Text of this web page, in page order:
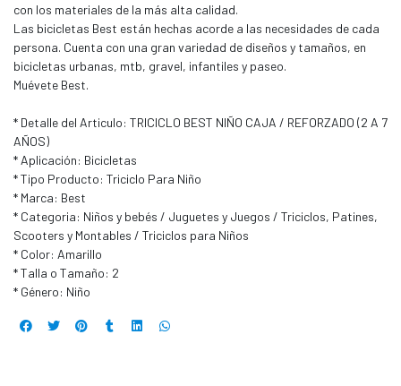
con los materiales de la más alta calidad.
Las bicicletas Best están hechas acorde a las necesidades de cada
persona. Cuenta con una gran variedad de diseños y tamaños, en
bicicletas urbanas, mtb, gravel, infantiles y paseo.
Muévete Best.
* Detalle del Articulo: TRICICLO BEST NIÑO CAJA / REFORZADO (2 A 7
AÑOS)
* Aplicación: Bicicletas
* Tipo Producto: Triciclo Para Niño
* Marca: Best
* Categoria: Niños y bebés / Juguetes y Juegos / Triciclos, Patines,
Scooters y Montables / Triciclos para Niños
* Color: Amarillo
* Talla o Tamaño: 2
* Género: Niño